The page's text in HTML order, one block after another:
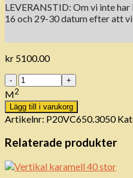
LEVERANSTID: Om vi ​​inte
16 och 29-30 datum efter att
kr 5100.00
Antal
M2
Lägg till i varukorg
Artikelnr: P20VC650.3050
Relaterade produkter